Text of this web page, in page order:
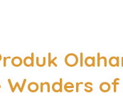
Wonders